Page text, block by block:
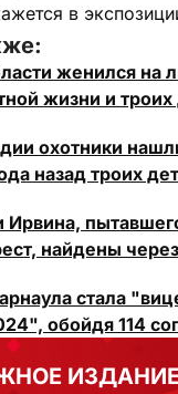
в
женился на
жизни и троих
охотники
назад троих
Ирвина,
найдены
стала
обойдя 114
ИЗДАНИЕ